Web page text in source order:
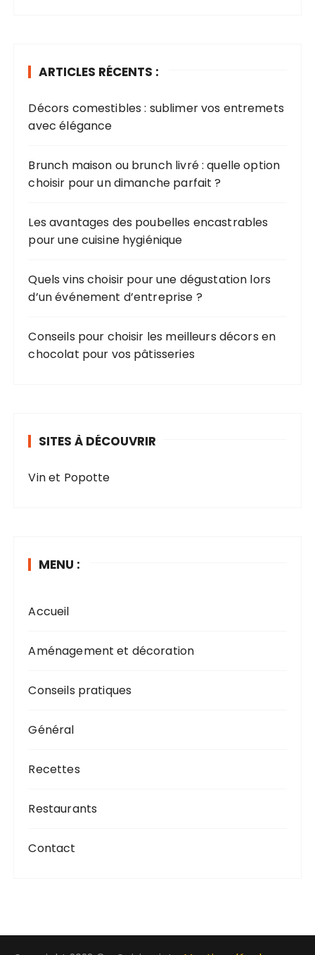
e
p
u
r
:
ARTICLES RÉCENTS :
Décors comestibles : sublimer vos entremets
avec élégance​
Brunch maison ou brunch livré : quelle option
choisir pour un dimanche parfait ?
Les avantages des poubelles encastrables
pour une cuisine hygiénique
Quels vins choisir pour une dégustation lors
d’un événement d’entreprise ?
Conseils pour choisir les meilleurs décors en
chocolat pour vos pâtisseries
SITES À DÉCOUVRIR
Vin et Popotte
MENU :
Accueil
Aménagement et décoration
Conseils pratiques
Général
Recettes
Restaurants
Contact